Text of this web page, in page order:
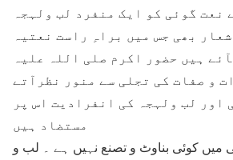
نعت گوئی کو ایک منفرد لب ولہجہ
بھی جس میں براہِ راست نعتیہ
ہیں حضور اکرم صلی اللہ علیہ
و صفات کی تجلی سے منور نظرآتے
اور لب ولہجہ کی انفرادیت اس پر
مستضاد ہیں
کوئی بناوٹ و تصنع نہیں ہے ۔ لب و